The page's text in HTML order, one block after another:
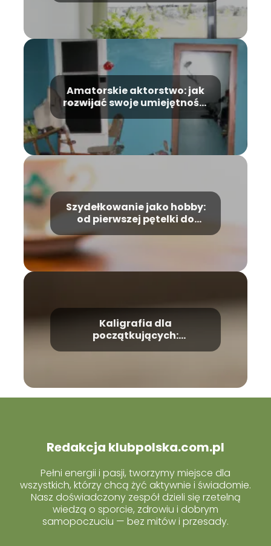
życia
Amatorskie aktorstwo: jak
rozwijać swoje umiejętności
na scenie
Szydełkowanie jako hobby:
od pierwszej pętelki do
własnych projektów
Kaligrafia dla
początkujących:
Redakcja klubpolska.com.pl
Pełni energii i pasji, tworzymy miejsce dla
wszystkich, którzy chcą żyć aktywnie i świadomie.
Nasz doświadczony zespół dzieli się rzetelną
wiedzą o sporcie, zdrowiu i dobrym
samopoczuciu — bez mitów i przesady.